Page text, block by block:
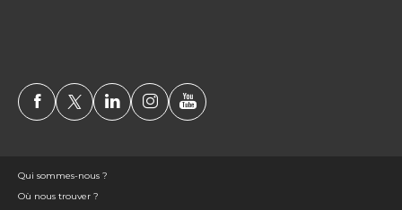
Qui sommes-nous ?
Où nous trouver ?